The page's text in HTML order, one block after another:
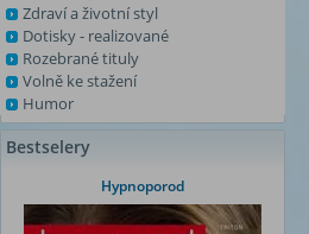
Zdraví a životní styl
Dotisky - realizované
Rozebrané tituly
Volně ke stažení
Humor
Bestselery
Hypnoporod